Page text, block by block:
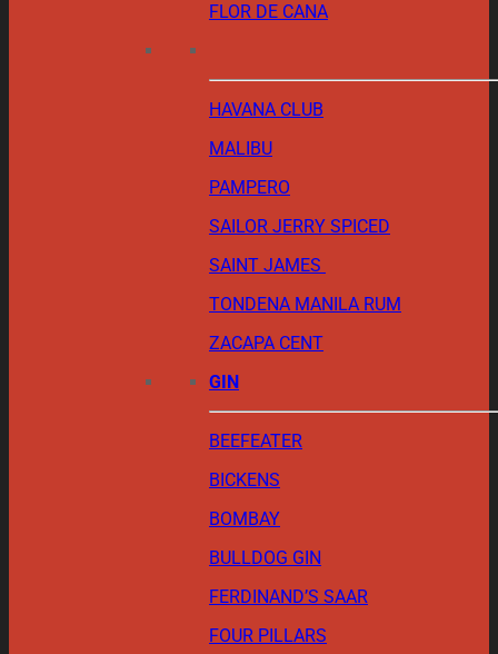
FLOR DE CANA
HAVANA CLUB
MALIBU
PAMPERO
SAILOR JERRY SPICED
SAINT JAMES
TONDENA MANILA RUM
ZACAPA CENT
GIN
BEEFEATER
BICKENS
BOMBAY
BULLDOG GIN
FERDINAND’S SAAR
FOUR PILLARS